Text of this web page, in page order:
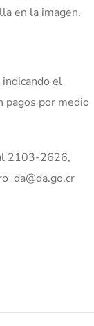
en la imagen.
el
pagos por medio
2103-2626,